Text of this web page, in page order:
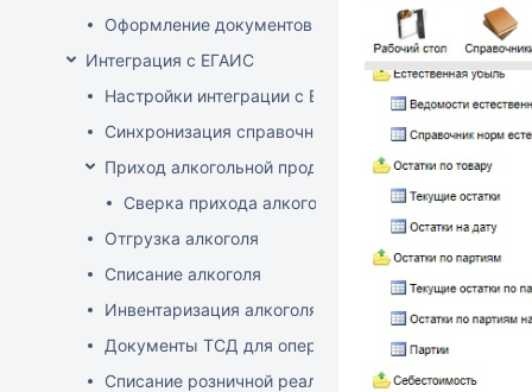
Оформление документов с ВСД
Интеграция с ЕГАИС
Настройки интеграции с ЕГАИС
Синхронизация справочников
Приход алкогольной продукции
Сверка прихода алкоголя на ТСД
Отгрузка алкоголя
Списание алкоголя
Инвентаризация алкоголя
Документы ТСД для операций с алкоголем
Списание розничной реализации алкоголя